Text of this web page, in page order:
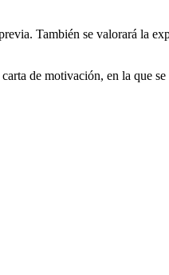
También se valorará la
de motivación, en la que